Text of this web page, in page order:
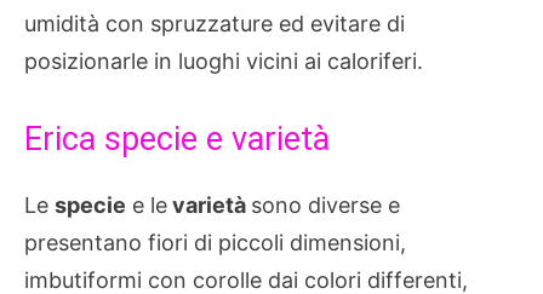
umidità con spruzzature ed evitare di
posizionarle in luoghi vicini ai caloriferi.
Erica specie e varietà
Le specie e levarietà sono diverse e
presentano fiori di piccoli dimensioni,
imbutiformi con corolle dai colori differenti,